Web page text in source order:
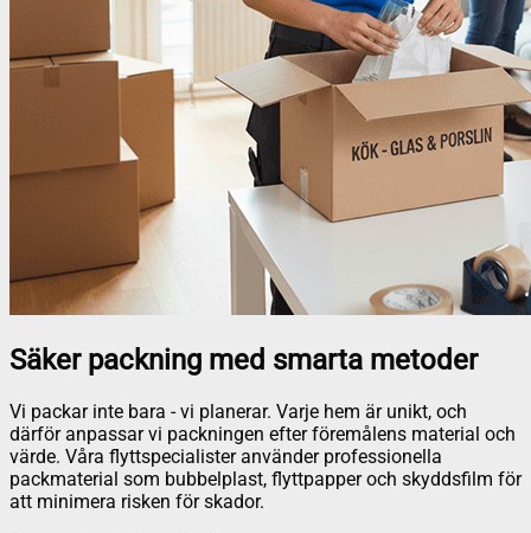
Säker packning med smarta metoder
Vi packar inte bara - vi planerar. Varje hem är unikt, och
därför anpassar vi packningen efter föremålens material och
värde. Våra flyttspecialister använder professionella
packmaterial som bubbelplast, flyttpapper och skyddsfilm för
att minimera risken för skador.